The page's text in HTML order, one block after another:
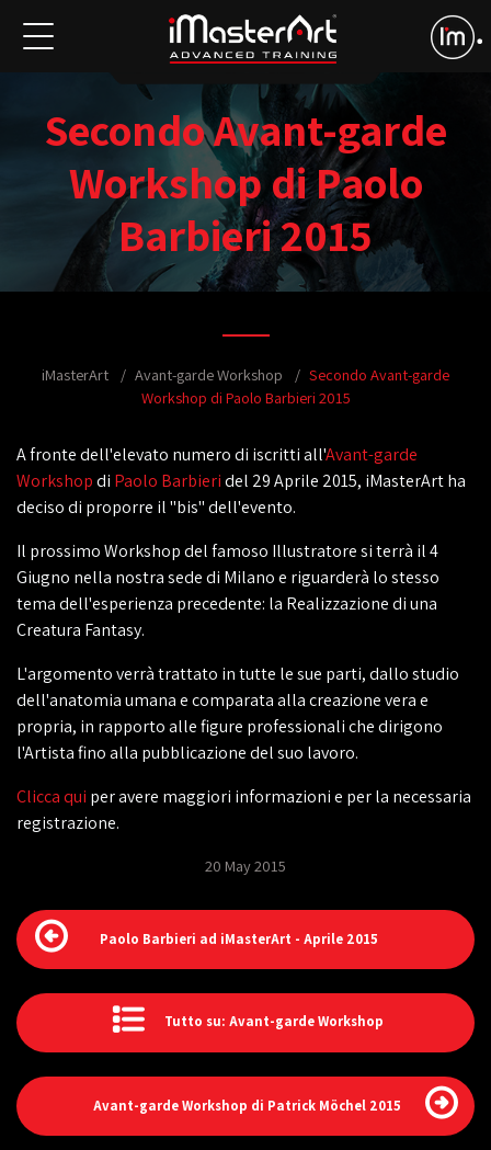
Secondo Avant-garde
Workshop di Paolo
Barbieri 2015
iMasterArt Avant-garde Workshop
Secondo Avant-garde
Workshop di Paolo Barbieri 2015
A fronte dell'elevato numero di iscritti all'Avant-garde
Workshopdi Paolo Barbieridel 29 Aprile 2015, iMasterArt ha
deciso di proporre il "bis" dell'evento.
Il prossimo Workshop del famoso Illustratore si terrà il 4
Giugno nella nostra sede di Milano e riguarderà lo stesso
tema dell'esperienza precedente: la Realizzazione di una
Creatura Fantasy.
L'argomento verrà trattato in tutte le sue parti, dallo studio
dell'anatomia umana e comparata alla creazione vera e
propria, in rapporto alle figure professionali che dirigono
l'Artista fino alla pubblicazione del suo lavoro.
‎Clicca qui per avere maggiori informazioni e per la necessaria
registrazione.
20 May 2015
Paolo Barbieri ad iMasterArt - Aprile 2015
Tutto su: Avant-garde Workshop
Avant-garde Workshop di Patrick Möchel 2015